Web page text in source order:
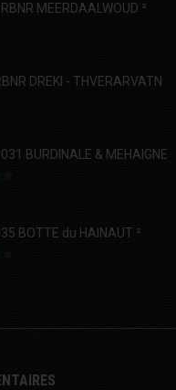
MEERDAALWOUD ²
DREKI - THVERARVATN
BURDINALE & MEHAIGNE
BOTTE du HAINAUT ²